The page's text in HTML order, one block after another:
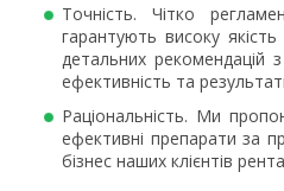
Точність. Чітко
гарантують високу
детальних рекомендацій
ефективність та
Раціональність. Ми
ефективні препарати за
бізнес наших клієнтів